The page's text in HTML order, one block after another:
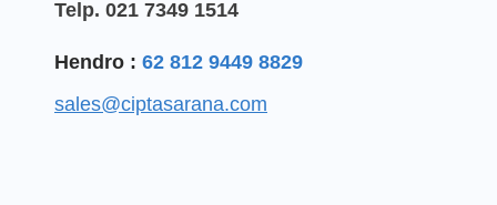
Telp. 021 7349 1514
Hendro : 62 812 9449 8829
sales@ciptasarana.com